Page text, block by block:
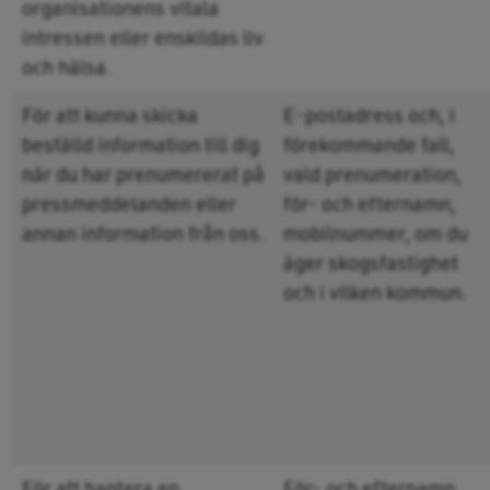
organisationens vitala
intressen eller enskildas liv
och hälsa.
För att kunna skicka
beställd information till dig
när du har prenumererat på
pressmeddelanden eller
annan information från oss.
E-postadress och, i
förekommande fall,
vald prenumeration,
för- och efternamn,
mobilnummer, om du
äger skogsfastighet
och i vilken kommun.